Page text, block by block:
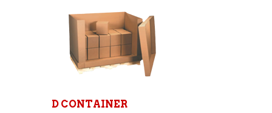
D CONTAINER